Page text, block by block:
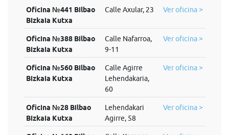
Oficina №441 Bilbao
Bizkaia Kutxa
Calle Axular, 23 Ver oficina >
Oficina №388 Bilbao
Bizkaia Kutxa
Calle Nafarroa,
9-11
Ver oficina >
Oficina №560 Bilbao
Bizkaia Kutxa
Calle Agirre
Lehendakaria,
60
Ver oficina >
Oficina №28 Bilbao
Bizkaia Kutxa
Lehendakari
Agirre, 58
Ver oficina >